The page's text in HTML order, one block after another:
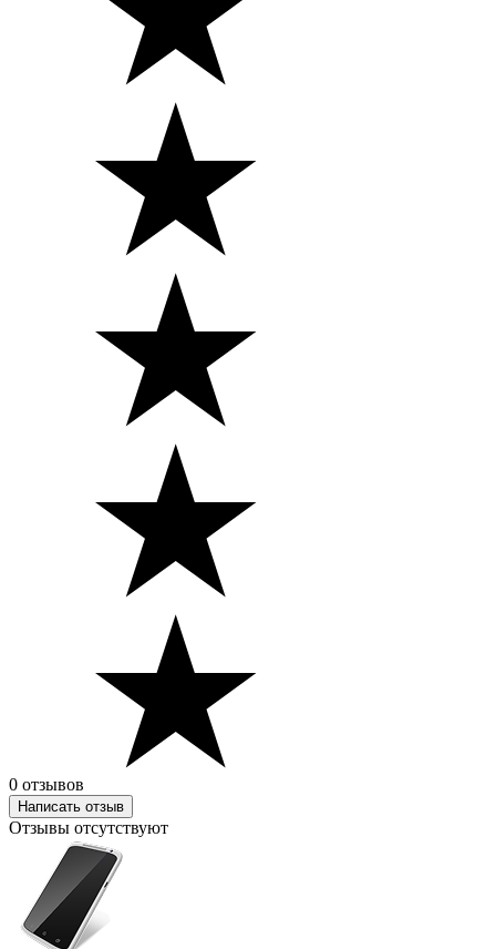
0 отзывов
Написать отзыв
Отзывы отсутствуют